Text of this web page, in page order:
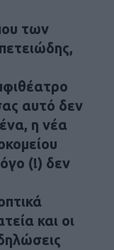
των
αυτό δεν
η νέα
(!) δεν
και οι